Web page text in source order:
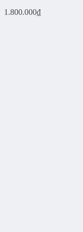
1.800.000₫